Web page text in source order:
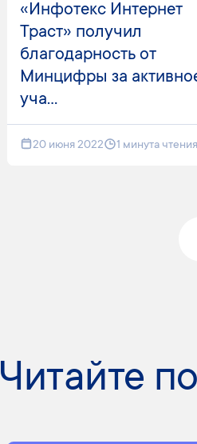
«Инфотекс Интернет
Траст» получил
благодарность от
Минцифры за
уча...
20 июня 2022 1 минута чтения
Читайте